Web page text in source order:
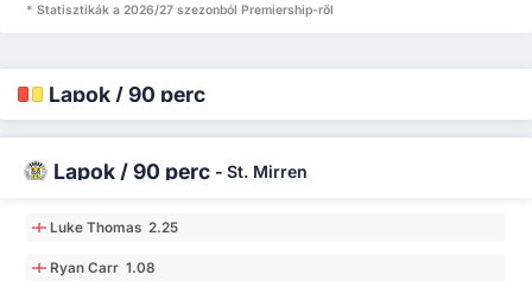
* Statisztikák a 2026/27 szezonból Premiership-ről
Lapok / 90 perc
Lapok / 90 perc - St. Mirren
Luke Thomas 2.25
Ryan Carr 1.08